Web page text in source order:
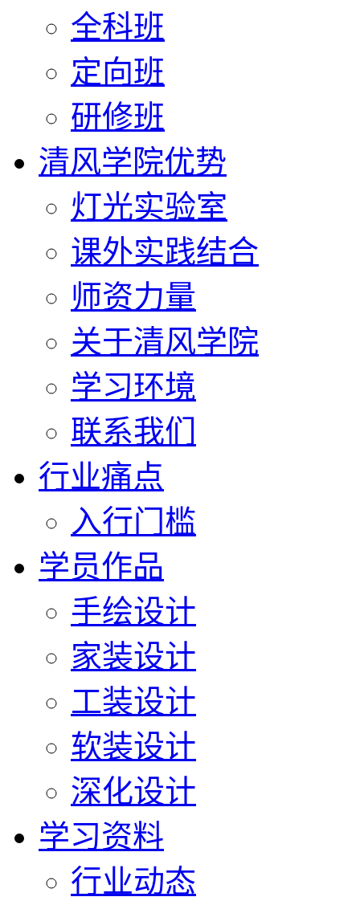
全科班
定向班
研修班
清风学院优势
灯光实验室
课外实践结合
师资力量
关于清风学院
学习环境
联系我们
行业痛点
入行门槛
学员作品
手绘设计
家装设计
工装设计
软装设计
深化设计
学习资料
行业动态